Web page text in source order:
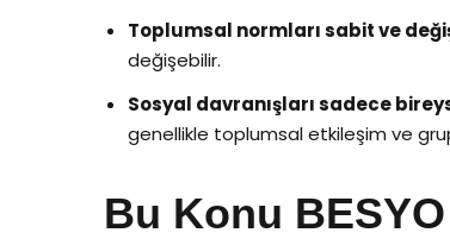
Toplumsal normları sabit ve
değişebilir.
Sosyal davranışları sadece
genellikle toplumsal etkileşim ve
Bu Konu BESYO